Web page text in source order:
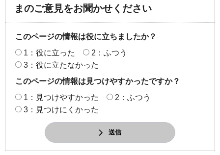
まのご意見をお聞かせください
このページの情報は役に立ちましたか？
1：役に立った
2：ふつう
3：役に立たなかった
このページの情報は見つけやすかったですか？
1：見つけやすかった
2：ふつう
3：見つけにくかった
送信